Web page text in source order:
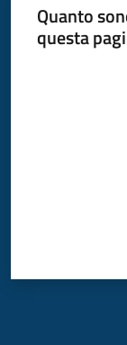
Donato
Milanese
Quanto
questa